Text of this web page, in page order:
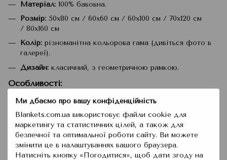
Ми дбаємо про вашу конфіденційність
Blankets.com.ua використовує файли cookie для
маркетингу та статистичних цілей, а також для
безпечної та оптимальної роботи сайту. Ви можете
змінити це в налаштуваннях вашого браузера.
Натисніть кнопку «Погодитися», щоб дати згоду на
Матеріал: 100% бавовна.
Розмір: 50x80 см / 60x60 см / 60x100 см / 70x120 см
/ 80x160 см
Колір: різноманітна кольорова гама (дивіться фото в
галереї).
Дизайн: класичний, з геометричною рамкою.
Особливості:
М'який та приємний на дотик.
Добре вбирає вологу.
Не ковзає на вологих поверхнях.
Легко миється і швидко сохне.
Підходить для прання.